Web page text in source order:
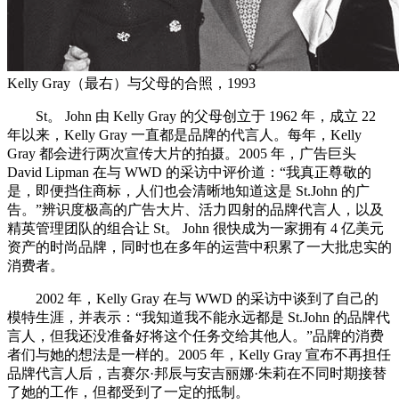
Kelly Gray（最右）与父母的合照，1993
St。 John 由 Kelly Gray 的父母创立于 1962 年，成立 22
年以来，Kelly Gray 一直都是品牌的代言人。每年，Kelly
Gray 都会进行两次宣传大片的拍摄。2005 年，广告巨头
David Lipman 在与 WWD 的采访中评价道：“我真正尊敬的
是，即便挡住商标，人们也会清晰地知道这是 St.John 的广
告。”辨识度极高的广告大片、活力四射的品牌代言人，以及
精英管理团队的组合让 St。 John 很快成为一家拥有 4 亿美元
资产的时尚品牌，同时也在多年的运营中积累了一大批忠实的
消费者。
2002 年，Kelly Gray 在与 WWD 的采访中谈到了自己的
模特生涯，并表示：“我知道我不能永远都是 St.John 的品牌代
言人，但我还没准备好将这个任务交给其他人。”品牌的消费
者们与她的想法是一样的。2005 年，Kelly Gray 宣布不再担任
品牌代言人后，吉赛尔·邦辰与安吉丽娜·朱莉在不同时期接替
了她的工作，但都受到了一定的抵制。